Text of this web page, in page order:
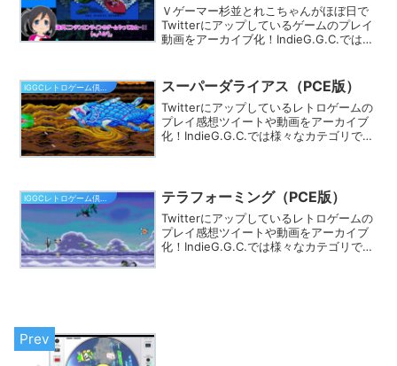
Ｖゲーマー杉並とれこちゃんがほぼ日で
Twitterにアップしているゲームのプレイ
動画をアーカイブ化！IndieG.G.C.では
にピッタリのゲームが見つかるはず★
スーパーダライアス（PCE版）
Twitterにアップしているレトロゲームの
プレイ感想ツイートや動画をアーカイブ
化！IndieG.G.C.では様々なカテゴリでプ
テラフォーミング（PCE版）
Twitterにアップしているレトロゲームの
プレイ感想ツイートや動画をアーカイブ
化！IndieG.G.C.では様々なカテゴリでプ